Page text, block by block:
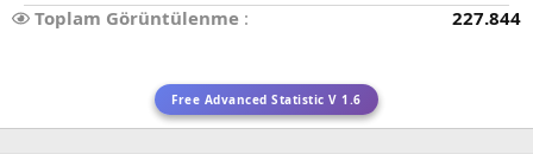
Toplam Görüntülenme 227.844
Free Advanced Statistic V 1.6